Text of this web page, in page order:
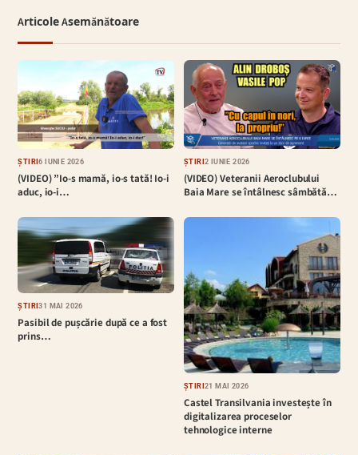
Articole Asemănătoare
ȘTIRI6 IUNIE 2026
(VIDEO) ”Io-s mamă, io-s tată! Io-i
aduc, io-i…
ȘTIRI2 IUNIE 2026
(VIDEO) Veteranii Aeroclubului
Baia Mare se întâlnesc sâmbătă…
ȘTIRI31 MAI 2026
Pasibil de pușcărie după ce a fost
prins…
ȘTIRI21 MAI 2026
Castel Transilvania investește în
digitalizarea proceselor
tehnologice interne